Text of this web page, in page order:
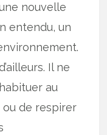
nouvelle
entendu, un
Il ne
au
de respirer